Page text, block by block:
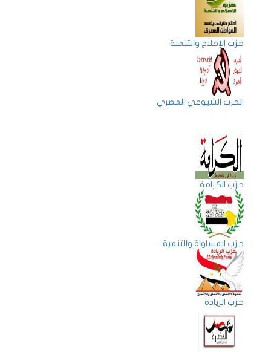
حزب الإصلاح والتنمية
الحزب الشيوعي المصري
حزب الكرامة
حزب المساواة والتنمية
حزب الريادة